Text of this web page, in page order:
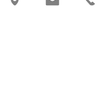
sind nur für den